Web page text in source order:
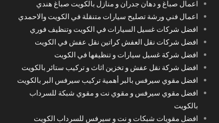
اعمال صباغ و دهان جدران و منازل بالكويت صباغ هندي
اعمال فني ورشة تصليح سيارات متنقلة في الكويت والاحمدي
افضل شركات غسيل السيارات في الكويت وتنظيف فوري
افضل شركات نقل العفش كراتين نقل عفش في الكويت
افضل شركة غسيل سيارات و تنظيفها في الكويت
افضل شركة نقل عفش و تخزين اثاث و تركيب ستائر بالكويت
افضل مقوي سيرفس بالبر أهمية تركيب سيرفس البر بالكويت
افضل مقوي سيرفس و مقوي نت و مقوي شبكة للسرداب
بالكويت
افضل مقويات شبكات و نت و سيرفس للسرداب الكويت